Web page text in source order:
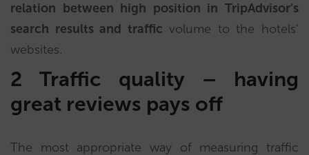
relation between high position in TripAdvisor’s
search results and traffic volume to the hotels’
websites.
2
Traffic quality – having
great reviews pays off
The most appropriate way of measuring traffic